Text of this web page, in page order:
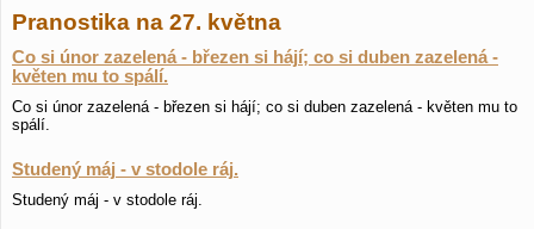
Pranostika na 27. května
Co si únor zazelená - březen si hájí; co si duben zazelená -
květen mu to spálí.
Co si únor zazelená - březen si hájí; co si duben zazelená - květen mu to
spálí.
Studený máj - v stodole ráj.
Studený máj - v stodole ráj.